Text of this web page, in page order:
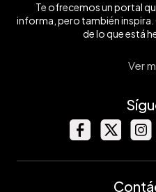
Te ofrecemos un portal
informa, pero también
de lo que está
Ver